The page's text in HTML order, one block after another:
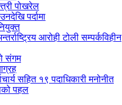
पोखरेल
पर्दामा
आरोही टोली सम्पर्कविहीन
संगम
सहित १९ पदाधिकारी मनोनीत
पहल